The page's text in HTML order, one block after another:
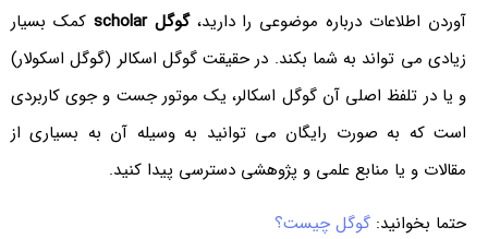
آوردن اطلاعات درباره موضوعی را دارید، گوگل scholar
کمک بسیار
زیادی می تواند به شما بکند. در حقیقت گوگل اسکالر ( گوگل اسکولار)
و یا در تلفظ اصلی آن گوگل اسکالر، یک موتور جست و جوی کاربردی
است که به صورت رایگان می توانید به وسیله آن به بسیاری از
مقالات و یا منابع علمی و پژوهشی دسترسی پیدا کنید.
حتما بخوانید: گوگل چیست؟